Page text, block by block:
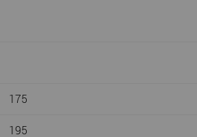
175
195